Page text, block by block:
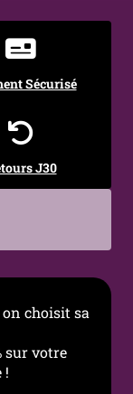
griffes –
baroque,
Sécurisé
J30
choisit sa
sur votre
!